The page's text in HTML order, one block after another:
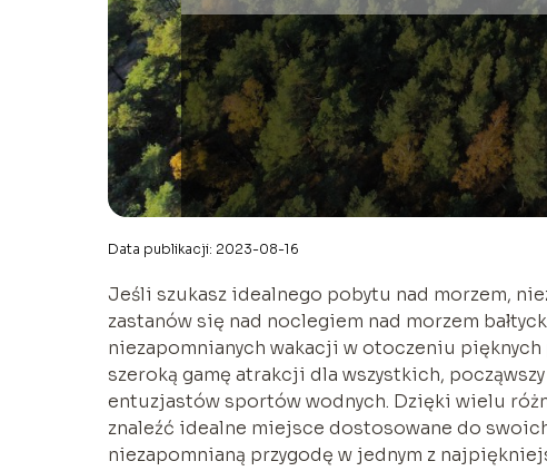
Data publikacji: 2023-08-16
Jeśli szukasz idealnego pobytu nad morzem,
zastanów się nad noclegiem nad morzem
niezapomnianych wakacji w otoczeniu
szeroką gamę atrakcji dla wszystkich,
entuzjastów sportów wodnych. Dzięki wielu
znaleźć idealne miejsce dostosowane do
niezapomnianą przygodę w jednym z